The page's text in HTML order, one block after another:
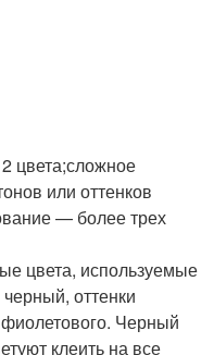
цвета;сложное
или оттенков
— более трех
цвета, используемые
оттенки
фиолетового. Черный
клеить на все